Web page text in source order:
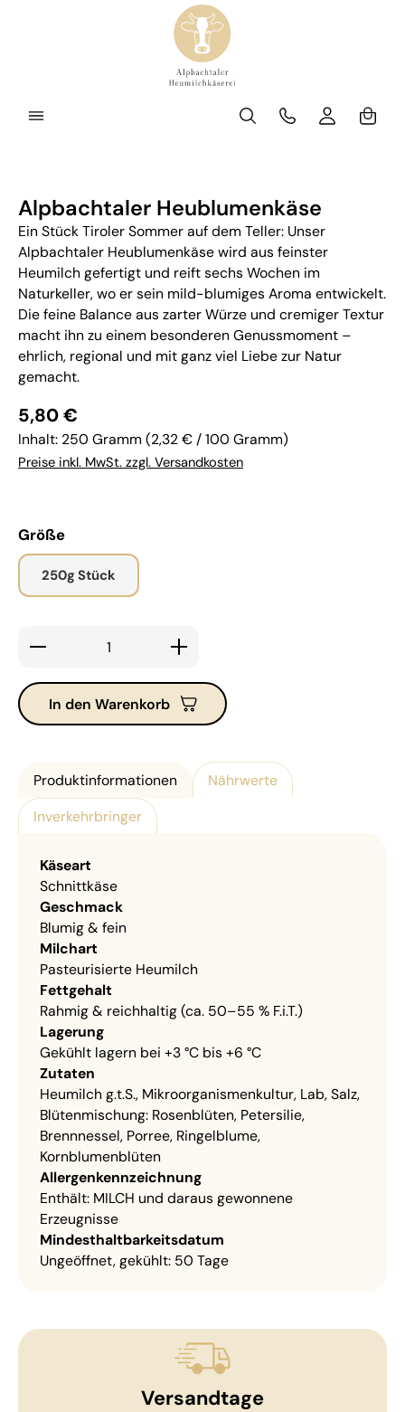
Zum Hauptinhalt springen
Alpbachtaler Heublumenkäse
Ein Stück Tiroler Sommer auf dem Teller: Unser
Alpbachtaler Heublumenkäse wird aus feinster
Heumilch gefertigt und reift sechs Wochen im
Naturkeller, wo er sein mild-blumiges Aroma entwickelt.
Die feine Balance aus zarter Würze und cremiger Textur
macht ihn zu einem besonderen Genussmoment –
ehrlich, regional und mit ganz viel Liebe zur Natur
gemacht.
Regulärer Preis:
5,80 €
Inhalt: 250 Gramm (2,32 € / 100 Gramm)
Preise inkl. MwSt. zzgl. Versandkosten
Größeauswählen
250g Stück
Produkt Anzahl: Gib den gewünschten Wert ein
In den Warenkorb
Produktinformationen
Nährwerte
Inverkehrbringer
Käseart
Schnittkäse
Milchart
Pasteurisierte Heumilch
Lagerung
Gekühlt lagern bei +3 °C bis +6 °C
Geschmack
Blumig & fein
Fettgehalt
Rahmig & reichhaltig (ca. 50–55 % F.i.T.)
Zutaten
Heumilch g.t.S., Mikroorganismenkultur, Lab, Salz,
Blütenmischung: Rosenblüten, Petersilie,
Brennnessel, Porree, Ringelblume,
Kornblumenblüten
Allergenkennzeichnung
Enthält: MILCH und daraus gewonnene
Erzeugnisse
Mindest­haltbarkeits­datum
Ungeöffnet, gekühlt: 50 Tage
Versandtage